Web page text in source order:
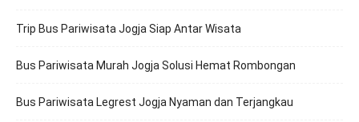
Trip Bus Pariwisata Jogja Siap Antar Wisata
Bus Pariwisata Murah Jogja Solusi Hemat Rombongan
Bus Pariwisata Legrest Jogja Nyaman dan Terjangkau